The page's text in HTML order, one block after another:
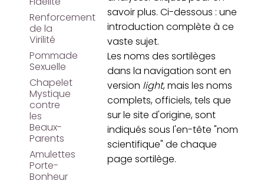
Renforcement
de la
Virilité
Pommade
Sexuelle
Chapelet
Mystique
contre
les
Beaux-
Parents
Amulettes
Porte-
Bonheur
savoir plus. Ci-dessous : une
introduction complète à ce
vaste sujet.
Les noms des sortilèges
dans la navigation sont en
version light, mais les noms
complets, officiels, tels que
sur le site d'origine, sont
indiqués sous l'en-tête "nom
scientifique" de chaque
page sortilège.